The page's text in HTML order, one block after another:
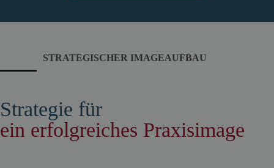
STRATEGISCHER IMAGEAUFBAU
Strategie für
ein erfolgreiches Praxisimage